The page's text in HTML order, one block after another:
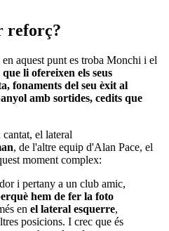
reforç?
aquest punt es troba Monchi i el
li ofereixen els seus
fonaments del seu èxit al
amb sortides, cedits que
el lateral
, de l'altre equip d'Alan Pace, el
moment complex:
i pertany a un club amic,
hem de fer la foto
en el lateral esquerre,
posicions. I crec que és